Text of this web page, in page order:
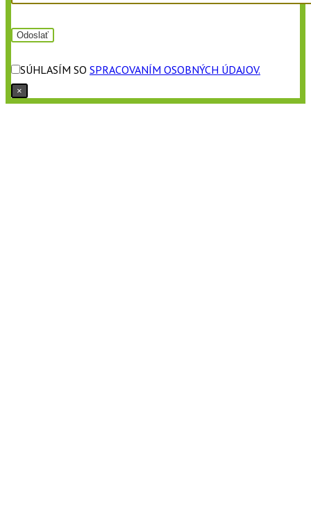
SÚHLASÍM SO SPRACOVANÍM OSOBNÝCH ÚDAJOV.
×